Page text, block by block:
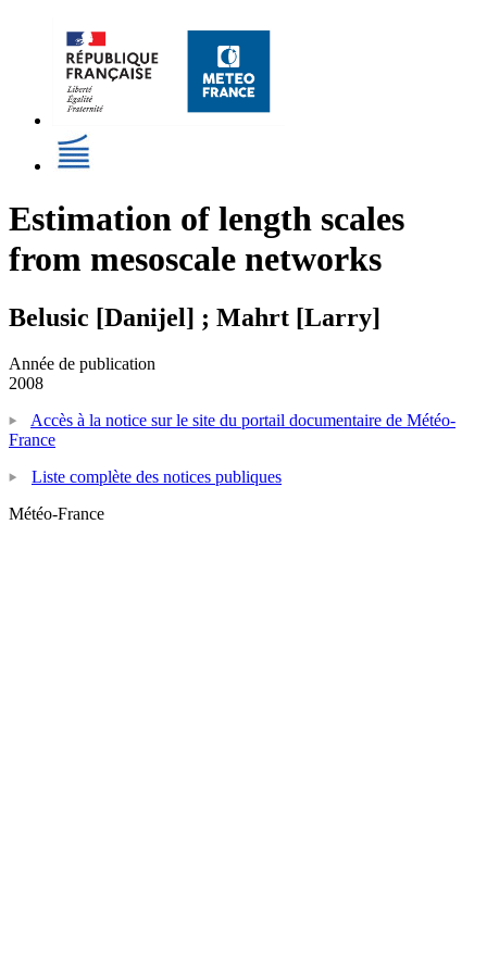
Estimation of length scales
from mesoscale networks
Belusic [Danijel] ; Mahrt [Larry]
Année de publication
2008
Accès à la notice sur le site du portail documentaire de Météo-
France
Liste complète des notices publiques
Météo-France